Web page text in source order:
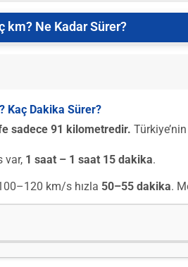
km? Ne Kadar Sürer?
Kaç Dakika Sürer?
sadece 91 kilometredir.
var, 1 saat – 1 saat 15 dakika.
km/s hızla 50–55 dakika.